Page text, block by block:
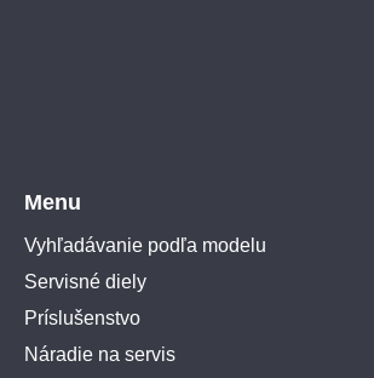
Menu
Vyhľadávanie podľa modelu
Servisné diely
Príslušenstvo
Náradie na servis